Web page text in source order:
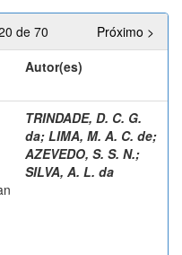
de 70
Próximo >
Autor(es)
TRINDADE, D. C. G.
da; LIMA, M. A. C. de;
AZEVEDO, S. S. N.;
SILVA, A. L. da